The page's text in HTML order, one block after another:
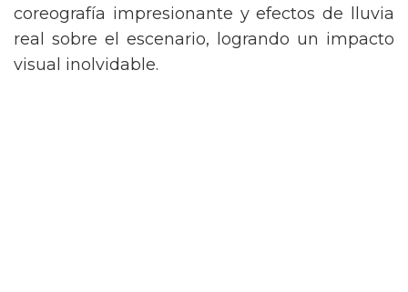
coreografía impresionante y efectos de lluvia
real sobre el escenario, logrando un impacto
visual inolvidable.